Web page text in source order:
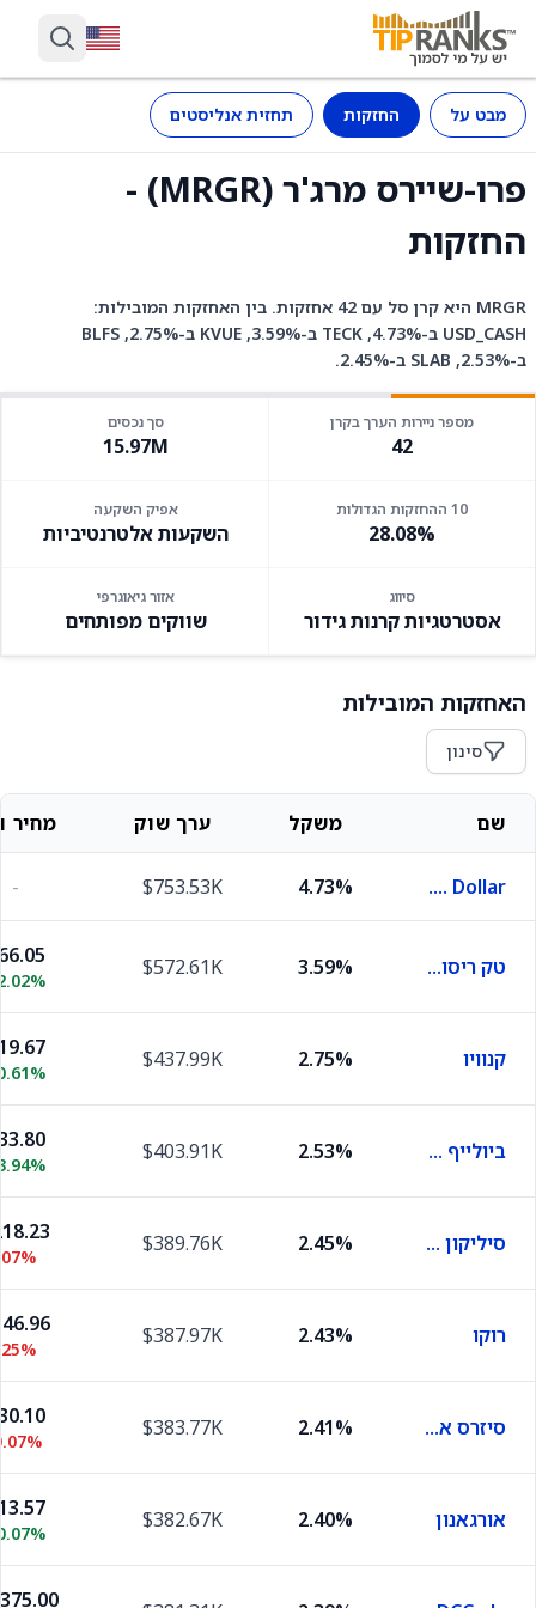
מבט על החזקות תחזית אנליסטים
פרו-שיירס מרג'ר (MRGR) -
החזקות
MRGR היא קרן סל עם 42 אחזקות. בין האחזקות המובילות:
USD_CASH ב-4.73%, TECK ב-3.59%, KVUE ב-2.75%, BLFS
ב-2.53%, SLAB ב-2.45%.
מספר ניירות הערך בקרן
42
סך נכסים
15.97M
10 ההחזקות הגדולות
28.08%
אפיק השקעה
השקעות אלטרנטיביות
סיווג
אסטרטגיות קרנות גידור
אזור גיאוגרפי
שווקים מפותחים
האחזקות המובילות
סינון
שם משקל ערך שוק מחיר
U.S. Dollar
4.73%
$753.53K
-
טק ריסורסס 3.59%
$572.61K
קנוויו 2.75%
$437.99K
ביולייף סולושנס 2.53%
$403.91K
סיליקון לאבורטוריז 2.45%
$389.76K
רוקו 2.43%
$387.97K
סיזרס אנטרטיינמנט 2.41%
$383.77K
אורגאנון 2.40%
$382.67K